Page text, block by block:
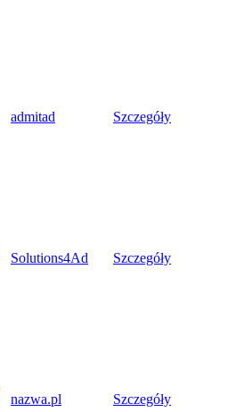
admitad Szczegóły
Solutions4Ad Szczegóły
nazwa.pl Szczegóły